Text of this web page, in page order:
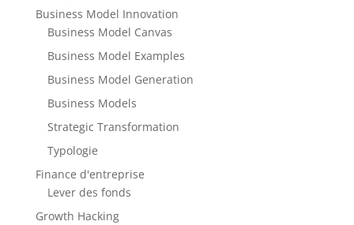
Business Model Innovation
Business Model Canvas
Business Model Examples
Business Model Generation
Business Models
Strategic Transformation
Typologie
Finance d'entreprise
Lever des fonds
Growth Hacking